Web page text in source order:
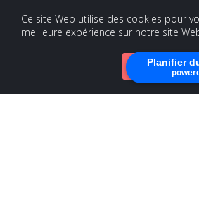
Planifier
Ce site Web utilise des cookies pour
meilleure expérience sur notre site
Accepter